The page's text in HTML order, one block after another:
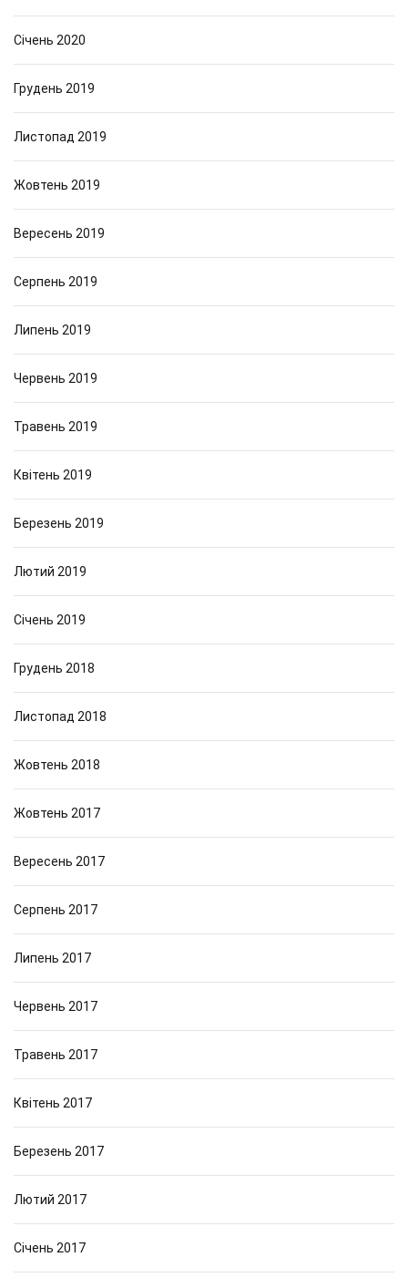
Січень 2020
Грудень 2019
Листопад 2019
Жовтень 2019
Вересень 2019
Серпень 2019
Липень 2019
Червень 2019
Травень 2019
Квітень 2019
Березень 2019
Лютий 2019
Січень 2019
Грудень 2018
Листопад 2018
Жовтень 2018
Жовтень 2017
Вересень 2017
Серпень 2017
Липень 2017
Червень 2017
Травень 2017
Квітень 2017
Березень 2017
Лютий 2017
Січень 2017